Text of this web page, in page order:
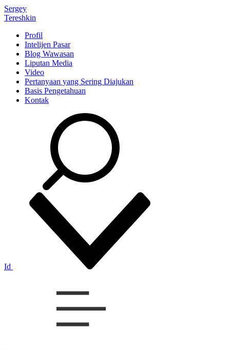
Sergey
Tereshkin
Profil
Intelijen Pasar
Blog Wawasan
Liputan Media
Video
Pertanyaan yang Sering Diajukan
Basis Pengetahuan
Kontak
Id